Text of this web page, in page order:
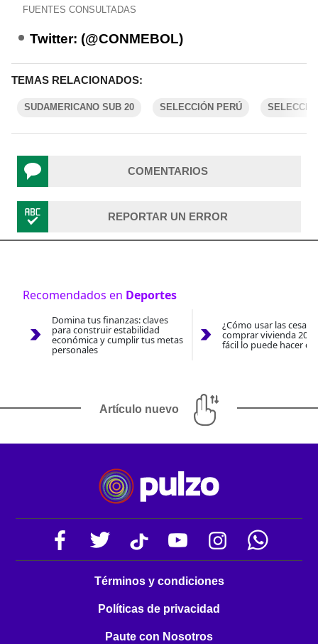
FUENTES CONSULTADAS
Twitter: (@CONMEBOL)
TEMAS RELACIONADOS:
SUDAMERICANO SUB 20 SELECCIÓN PERÚ
COMENTARIOS
REPORTAR UN ERROR
Recomendados en Deportes
Domina tus finanzas: claves
para construir estabilidad
económica y cumplir tus metas
personales
¿Cómo usar las
comprar vivienda
fácil lo puede hacer
Artículo nuevo
Términos y condiciones
Políticas de privacidad
Paute con Nosotros